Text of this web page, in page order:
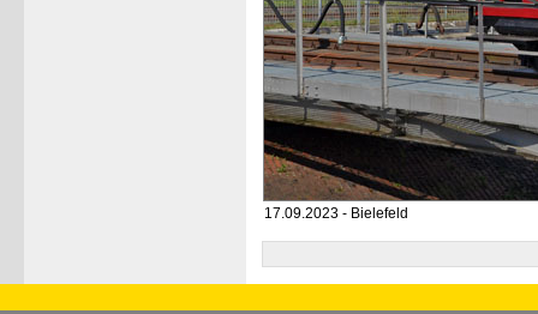
17.09.2023 - Bielefeld